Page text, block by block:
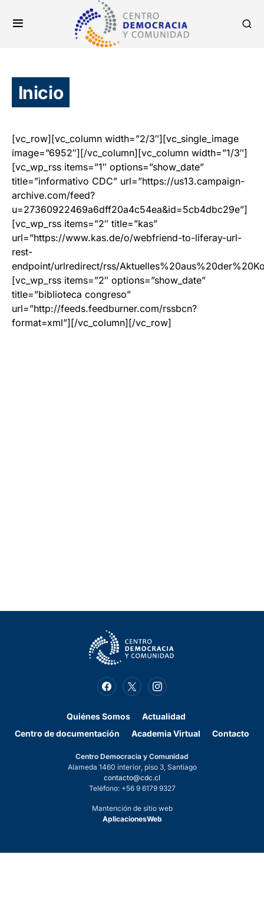
Inicio
[vc_row][vc_column width=”2/3″][vc_single_image
image=”6952″][/vc_column][vc_column width=”1/3″]
[vc_wp_rss items=”1″ options=”show_date”
title=”informativo CDC” url=”https://us13.campaign-
archive.com/feed?
u=27360922469a6dff20a4c54ea&id=5cb4dbc29e”]
[vc_wp_rss items=”2″ title=”kas”
url=”https://www.kas.de/o/webfriend-to-liferay-url-
rest-
endpoint/urlredirect/rss/
[vc_wp_rss items=”2″ options=”show_date”
title=”biblioteca congreso”
url=”http://feeds.feedburner.com/rssbcn?
format=xml”][/vc_column][/vc_row]
Quiénes Somos
Actualidad
Centro de documentación
Academia Virtual Contacto
Centro Democracia y Comunidad
Alameda 1460 interior, piso 3, Santiago
contacto@cdc.cl
Teléfono: +56 9 6179 9327
Mantención de sitio web
AplicacionesWeb